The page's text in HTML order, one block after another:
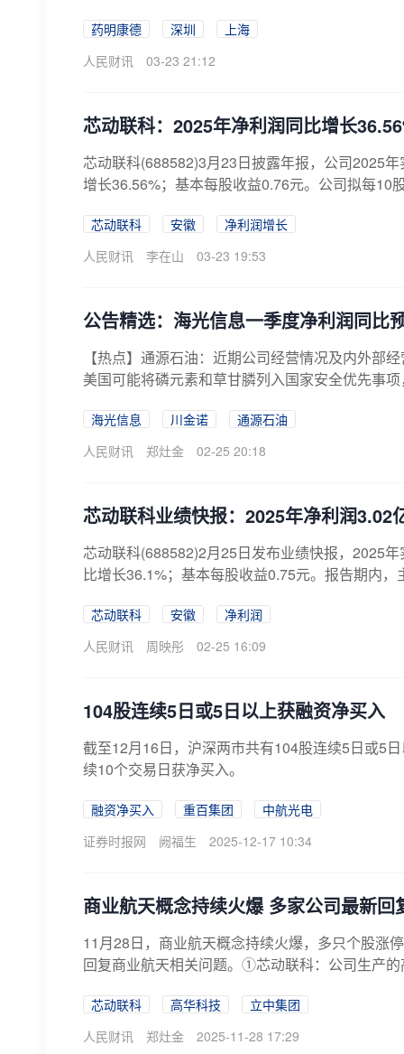
药明康德 深圳
上海
人民财讯
03-23 21:12
芯动联科：2025年净利润同比增长
芯动联科(688582)3月23日披露年报，公司2025
增长36.56%；基本每股收益0.76元。公司拟每10
芯动联科 安徽
净利润增长
人民财讯
李在山 03-23 19:53
公告精选：海光信息一季度净利润同
【热点】通源石油：近期公司经营情况及内外部
美国可能将磷元素和草甘膦列入国家安全优先事
海光信息 川金诺
通源石油
人民财讯
郑灶金 02-25 20:18
芯动联科业绩快报：2025年净利润3.02
芯动联科(688582)2月25日发布业绩快报，2025
比增长36.1%；基本每股收益0.75元。报告期内
芯动联科 安徽
净利润
人民财讯
周映彤 02-25 16:09
104股连续5日或5日以上获融资净买入
截至12月16日，沪深两市共有104股连续5日或5
续10个交易日获净买入。
融资净买入 重百集团
中航光电
证券时报网
阙福生 2025-12-17 10:34
商业航天概念持续火爆 多家公司最新回
11月28日，商业航天概念持续火爆，多只个股涨
回复商业航天相关问题。①芯动联科：公司生产
芯动联科 高华科技
立中集团
人民财讯
郑灶金 2025-11-28 17:29